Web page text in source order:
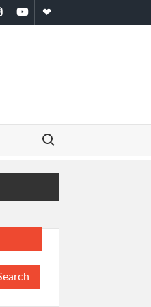
instagramyoutubeWhatsApp
Search for: